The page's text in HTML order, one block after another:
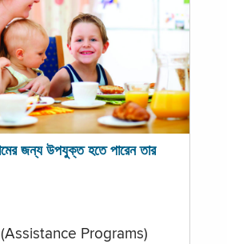
জন্য উপযুক্ত হতে পারেন তার
(Assistance Programs)